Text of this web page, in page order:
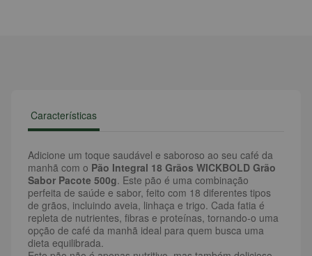
Características
Adicione um toque saudável e saboroso ao seu café da
manhã com o Pão Integral 18 Grãos WICKBOLD Grão
Sabor Pacote 500g. Este pão é uma combinação
perfeita de saúde e sabor, feito com 18 diferentes tipos
de grãos, incluindo aveia, linhaça e trigo. Cada fatia é
repleta de nutrientes, fibras e proteínas, tornando-o uma
opção de café da manhã ideal para quem busca uma
dieta equilibrada.